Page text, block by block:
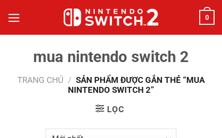
qua
nội
0
mua nintendo switch 2
TRANG CHỦ / SẢN PHẨM ĐƯỢC GẮN THẺ “MUA
NINTENDO SWITCH 2”
LỌC